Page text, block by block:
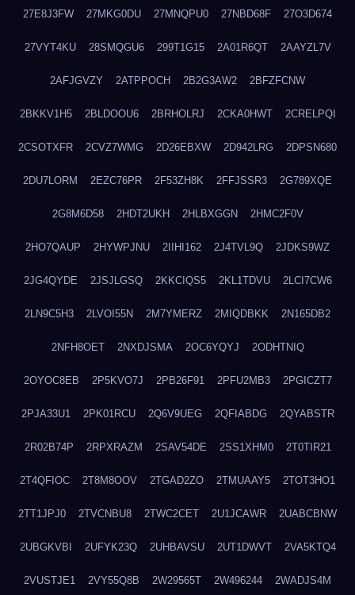
27E8J3FW 27MKG0DU 27MNQPU0 27NBD68F 27O3D674
27VYT4KU 28SMQGU6 299T1G15 2A01R6QT 2AAYZL7V
2AFJGVZY 2ATPPOCH 2B2G3AW2 2BFZFCNW
2BKKV1H5 2BLDOOU6 2BRHOLRJ 2CKA0HWT 2CRELPQI
2CSOTXFR 2CVZ7WMG 2D26EBXW 2D942LRG 2DPSN680
2DU7LORM 2EZC76PR 2F53ZH8K 2FFJSSR3 2G789XQE
2G8M6D58 2HDT2UKH 2HLBXGGN 2HMC2F0V
2HO7QAUP 2HYWPJNU 2IIHI162 2J4TVL9Q 2JDKS9WZ
2JG4QYDE 2JSJLGSQ 2KKCIQS5 2KL1TDVU 2LCI7CW6
2LN9C5H3 2LVOI55N 2M7YMERZ 2MIQDBKK 2N165DB2
2NFH8OET 2NXDJSMA 2OC6YQYJ 2ODHTNIQ
2OYOC8EB 2P5KVO7J 2PB26F91 2PFU2MB3 2PGICZT7
2PJA33U1 2PK01RCU 2Q6V9UEG 2QFIABDG 2QYABSTR
2R02B74P 2RPXRAZM 2SAV54DE 2SS1XHM0 2T0TIR21
2T4QFIOC 2T8M8OOV 2TGAD2ZO 2TMUAAY5 2TOT3HO1
2TT1JPJ0 2TVCNBU8 2TWC2CET 2U1JCAWR 2UABCBNW
2UBGKVBI 2UFYK23Q 2UHBAVSU 2UT1DWVT 2VA5KTQ4
2VUSTJE1 2VY55Q8B 2W29565T 2W496244 2WADJS4M